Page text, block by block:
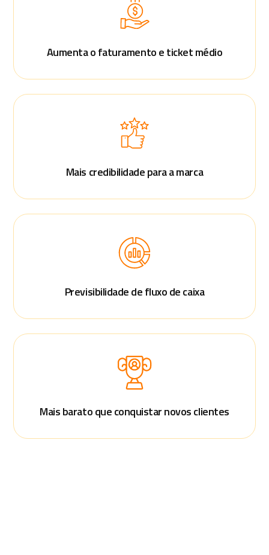
Aumenta o faturamento e ticket médio
Mais credibilidade para a marca
Previsibilidade de fluxo de caixa
Mais barato que conquistar novos clientes